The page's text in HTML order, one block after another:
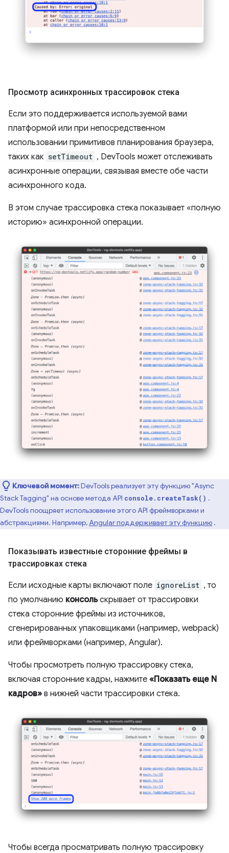
Просмотр асинхронных трассировок стека
Если это поддерживается используемой вами
платформой или при непосредственном
использовании примитивов планирования браузера,
таких как setTimeout , DevTools может отслеживать
асинхронные операции, связывая вместе обе части
асинхронного кода.
В этом случае трассировка стека показывает «полную
историю» асинхронной операции.
Ключевой момент:DevTools реализует эту функцию "Async
Stack Tagging" на основе метода API console.createTask() .
DevTools поощряет использование этого API фреймворками и
абстракциями. Например,Angular поддерживает эту функцию .
Показывать известные сторонние фреймы в
трассировках стека
Если исходные карты включают поле ignoreList , то
по умолчанию консольскрывает от трассировки
стека сторонние фреймы из источников,
сгенерированных упаковщиками (например, webpack)
или фреймворками (например, Angular).
Чтобы просмотреть полную трассировку стека,
включая сторонние кадры, нажмите «Показать еще N
кадров» в нижней части трассировки стека.
Чтобы всегда просматривать полную трассировку